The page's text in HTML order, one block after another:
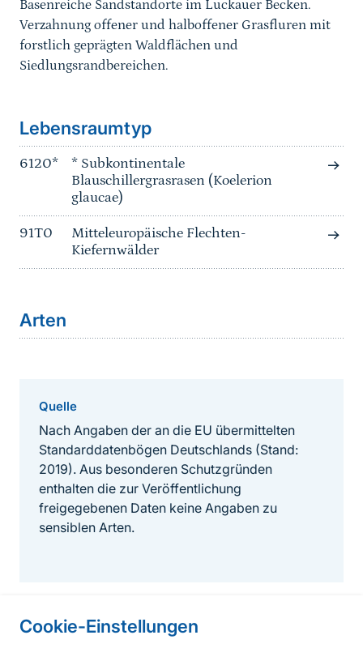
Cookie-Einstellungen
Basenreiche Sandstandorte im Luckauer Becken.
Verzahnung offener und halboffener Grasfluren mit
forstlich geprägten Waldflächen und
Siedlungsrandbereichen.
Lebensraumtyp
6120*
* Subkontinentale
Blauschillergrasrasen (Koelerion
glaucae)
91T0
Mitteleuropäische Flechten-
Kiefernwälder
Arten
Quelle
Nach Angaben der an die EU übermittelten
Standarddatenbögen Deutschlands (Stand:
2019). Aus besonderen Schutzgründen
enthalten die zur Veröffentlichung
freigegebenen Daten keine Angaben zu
sensiblen Arten.
Informationen zur Seite